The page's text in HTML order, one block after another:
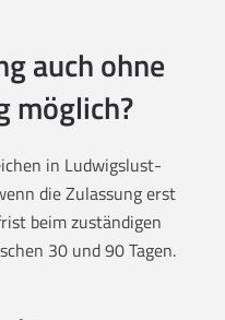
auch ohne
möglich?
in Ludwigslust-
die Zulassung erst
beim zuständigen
30 und 90 Tagen.